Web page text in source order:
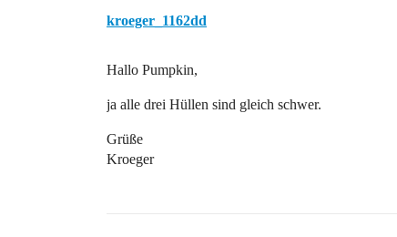
kroeger_1162dd
Hallo Pumpkin,
ja alle drei Hüllen sind gleich schwer.
Grüße
Kroeger